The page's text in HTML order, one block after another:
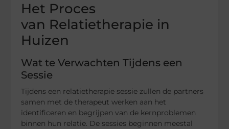
Het Proces
van Relatietherapie in
Huizen
Wat te Verwachten Tijdens een
Sessie
Tijdens een relatietherapie sessie zullen de partners
samen met de therapeut werken aan het
identificeren en begrijpen van de kernproblemen
binnen hun relatie. De sessies beginnen meestal